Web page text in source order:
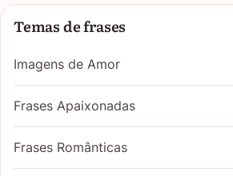
Temas de frases
Imagens de Amor
Frases Apaixonadas
Frases Românticas